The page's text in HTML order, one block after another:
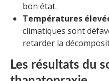
bon état.
Températures
climatiques sont
retarder la
Les résultats du